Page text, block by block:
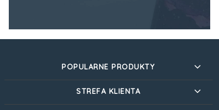
POPULARNE PRODUKTY
STREFA KLIENTA